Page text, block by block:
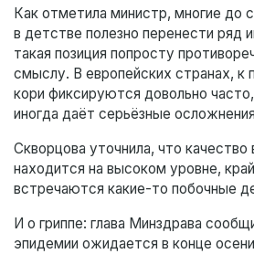
Как отметила министр, многие до
в детстве полезно перенести ряд
такая позиция попросту
смыслу. В европейских странах, к
кори фиксируются довольно
иногда даёт серьёзные
Скворцова уточнила, что качество
находится на высоком уровне,
встречаются какие-то побочные
И о гриппе: глава Минздрава
эпидемии ожидается в конце